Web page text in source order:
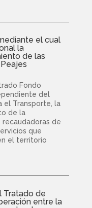
el cual
la
de las
Fondo
del
el Transporte, la
de la
de
que
el territorio
Tratado de
entre la